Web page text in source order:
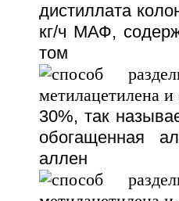
дистиллата
кг/ч МАФ,
том
30%, так
обогащенная
аллен